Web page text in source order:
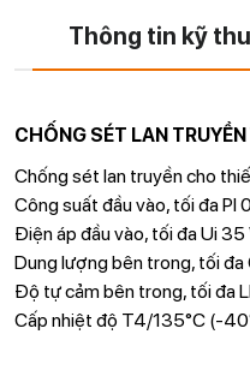
Thông tin kỹ
CHỐNG SÉT LAN
Chống sét lan truyền cho
Công suất đầu vào, tối đa PI
Điện áp đầu vào, tối đa Ui 35
Dung lượng bên trong, tối đa
Độ tự cảm bên trong, tối đa
Cấp nhiệt độ T4/135°C (-